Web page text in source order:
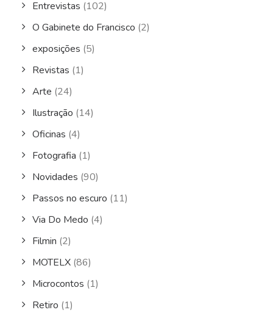
Entrevistas (102)
O Gabinete do Francisco (2)
exposições (5)
Revistas (1)
Arte (24)
Ilustração (14)
Oficinas (4)
Fotografia (1)
Novidades (90)
Passos no escuro (11)
Via Do Medo (4)
Filmin (2)
MOTELX (86)
Microcontos (1)
Retiro (1)